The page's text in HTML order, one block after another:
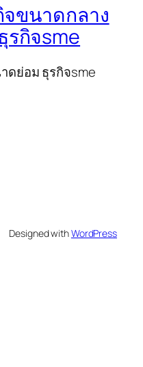
ขนาดกลาง
กิจsme
ดย่อม ธุรกิจsme
Designed withWordPress